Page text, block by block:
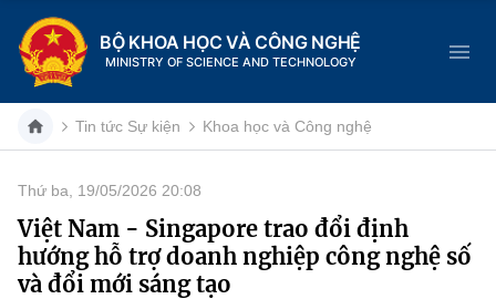
BỘ KHOA HỌC VÀ CÔNG NGHỆ
MINISTRY OF SCIENCE AND TECHNOLOGY
Danh mục
Trang chủ
Tin tức Sự kiện Khoa học và Công nghệ
Thứ ba, 19/05/2026 20:08
Việt Nam - Singapore trao đổi định
hướng hỗ trợ doanh nghiệp công nghệ số
và đổi mới sáng tạo